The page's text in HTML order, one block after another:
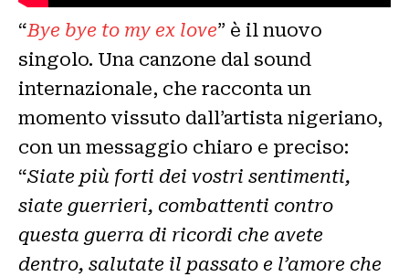
“Bye bye to my ex love” è il nuovo
singolo. Una canzone dal sound
internazionale, che racconta un
momento vissuto dall’artista nigeriano,
con un messaggio chiaro e preciso:
“Siate più forti dei vostri sentimenti,
siate guerrieri, combattenti contro
questa guerra di ricordi che avete
dentro, salutate il passato e l’amore che